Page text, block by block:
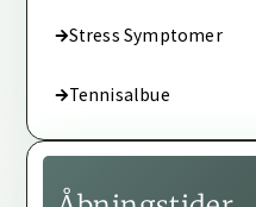
Stress Symptomer
Tennisalbue